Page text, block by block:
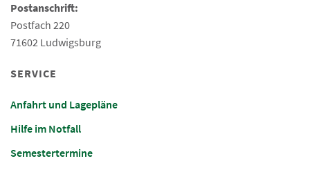
Postanschrift:
Postfach 220
71602 Ludwigsburg
SERVICE
Anfahrt und Lagepläne
Hilfe im Notfall
Semestertermine